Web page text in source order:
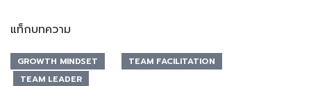
แท็กบทความ
GROWTH MINDSET
TEAM FACILITATION
TEAM LEADER